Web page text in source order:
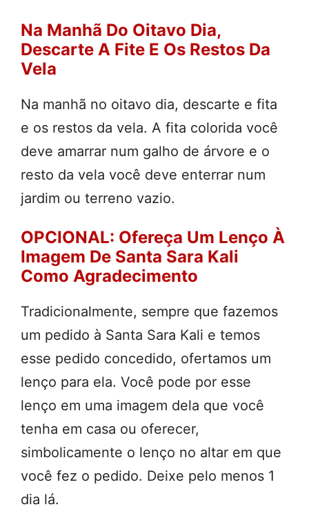
Na Manhã Do Oitavo Dia,
Descarte A Fite E Os Restos Da
Vela
Na manhã no oitavo dia, descarte e fita
e os restos da vela. A fita colorida você
deve amarrar num galho de árvore e o
resto da vela você deve enterrar num
jardim ou terreno vazio.
OPCIONAL: Ofereça Um Lenço À
Imagem De Santa Sara Kali
Como Agradecimento
Tradicionalmente, sempre que fazemos
um pedido à Santa Sara Kali e temos
esse pedido concedido, ofertamos um
lenço para ela. Você pode por esse
lenço em uma imagem dela que você
tenha em casa ou oferecer,
simbolicamente o lenço no altar em que
você fez o pedido. Deixe pelo menos 1
dia lá.